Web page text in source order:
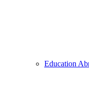
Education